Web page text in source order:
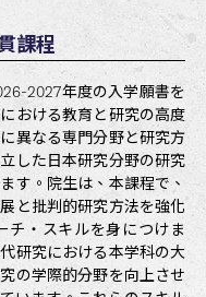
課程
2027年度の入学願書を
おける教育と研究の高度
異なる専門分野と研究方
した日本研究分野の研究
す。院生は、本課程で、
と批判的研究方法を強化
チ・スキルを身につけま
研究における本学科の大
の学際的分野を向上させ